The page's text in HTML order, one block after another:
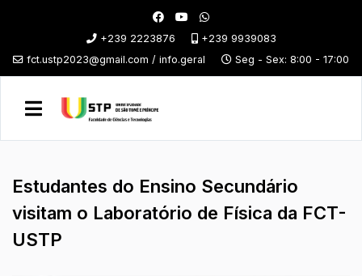
+239 2223876
+239 9939083
fct.ustp2023@gmail.com / info.geral
Seg - Sex: 8:00 - 17:00
Estudantes do Ensino Secundário
visitam o Laboratório de Física da FCT-
USTP